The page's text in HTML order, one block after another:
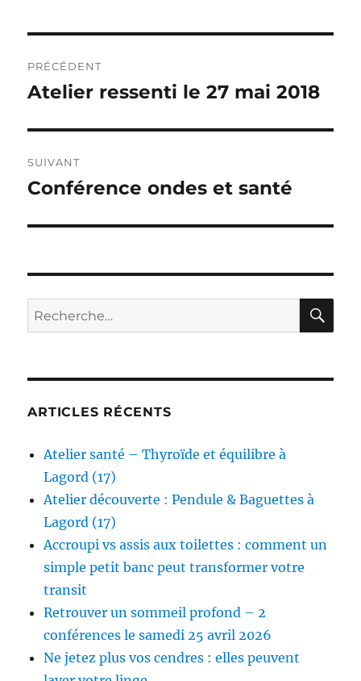
de
PRÉCÉDENT
Publication
Atelier ressenti le 27 mai 2018
SUIVANT
Publication
Conférence ondes et santé
Recherche
pour :
ARTICLES RÉCENTS
Atelier santé – Thyroïde et équilibre à
Lagord (17)
Atelier découverte : Pendule & Baguettes à
Lagord (17)
Accroupi vs assis aux toilettes : comment un
simple petit banc peut transformer votre
transit
Retrouver un sommeil profond – 2
conférences le samedi 25 avril 2026
Ne jetez plus vos cendres : elles peuvent